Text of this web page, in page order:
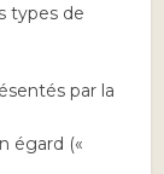
types de
par la
égard («